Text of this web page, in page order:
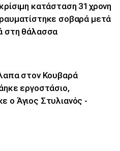
κατάσταση 31χρονη
σοβαρά μετά
στη θάλασσα
στον Κουβαρά
εργοστάσιο,
ο Άγιος Στυλιανός -